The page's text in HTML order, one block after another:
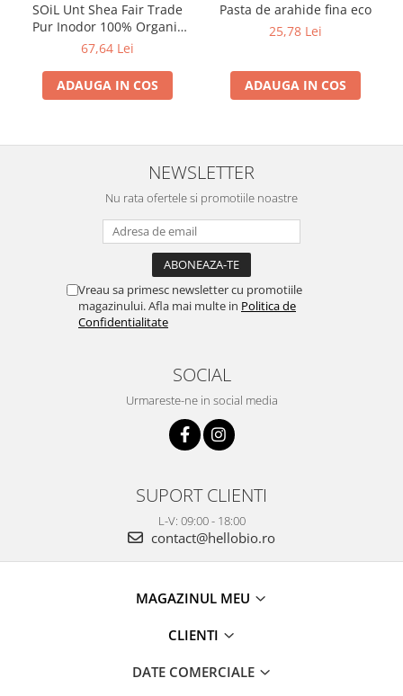
SOiL Unt Shea Fair Trade
Pur Inodor 100% Organic
ECOCERT 100ml
67,64 Lei
ADAUGA IN COS
Pasta de arahide fina eco
25,78 Lei
ADAUGA IN COS
NEWSLETTER
Nu rata ofertele si promotiile noastre
Vreau sa primesc newsletter cu promotiile
magazinului. Afla mai multe in Politica de
Confidentialitate
SOCIAL
Urmareste-ne in social media
SUPORT CLIENTI
L-V: 09:00 - 18:00
contact@hellobio.ro
MAGAZINUL MEU
CLIENTI
DATE COMERCIALE